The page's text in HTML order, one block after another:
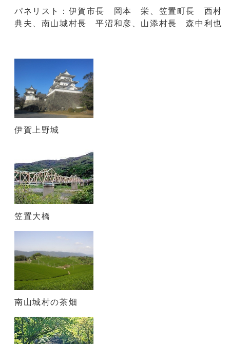
パネリスト：伊賀市長 岡本 栄、笠置町長 西村
典夫、南山城村長 平沼和彦、山添村長 森中利也
伊賀上野城
笠置大橋
南山城村の茶畑